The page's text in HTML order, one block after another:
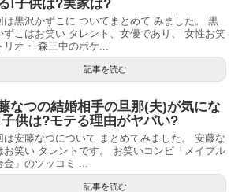
!子供は?実家は?
は黒沢かずこに ついてまとめて みました。 黒
ずこはお笑い タレント、女優であり、 女性お笑
リオ・ 森三中のボケ...
記事を読む
なつの結婚相手の旦那(夫)が気にな
供は?モテる理由がヤバい?
は安藤なつについて まとめてみました。 安藤な
お笑い タレントです。 お笑いコンビ「メイプル
金」のツッコミ ...
記事を読む